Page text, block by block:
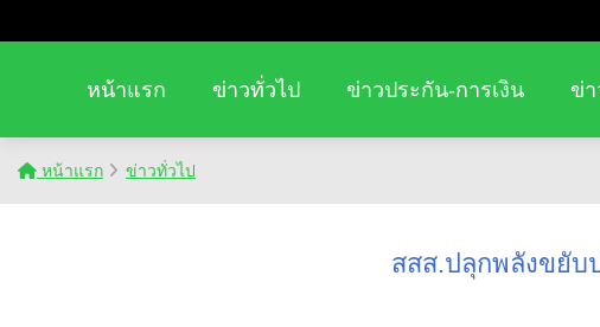
หน้าแรก ข่าวทั่วไป ข่าวประกัน-การเงิน ข่
หน้าแรก ข่าวทั่วไป
สสส.ปลุกพลังขยับ